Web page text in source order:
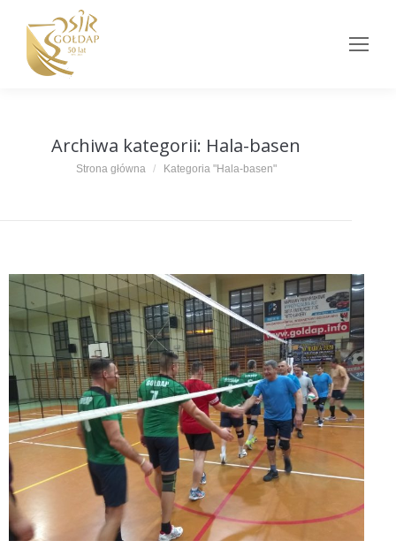
Archiwa kategorii: Hala-basen
Jesteś tutaj:
Strona główna Kategoria "Hala-basen"